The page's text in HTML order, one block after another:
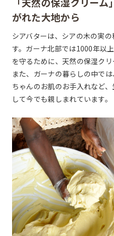
がれた大地から
シアバターは、シアの木の実
す。ガーナ北部では1000年以
を守るために、天然の保湿ク
また、ガーナの暮らしの中で
ちゃんのお肌のお手入れなど
して今でも親しまれています。